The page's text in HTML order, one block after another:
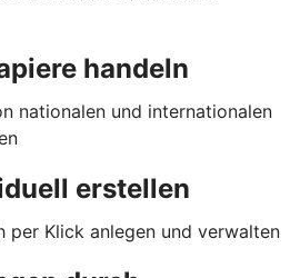
handeln
nationalen und internationalen
erstellen
per Klick anlegen und verwalten